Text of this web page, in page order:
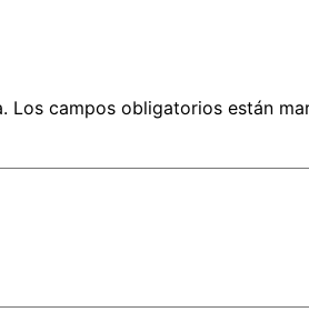
Los campos obligatorios están